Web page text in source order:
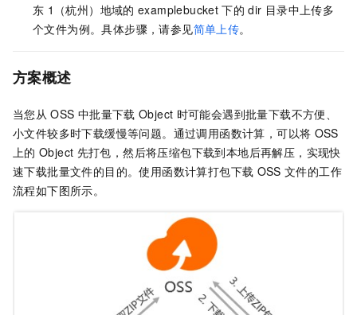
东 1（杭州）地域的 examplebucket 下的 dir 目录中上传多
个文件为例。具体步骤，请参见简单上传。
方案概述
当您从 OSS 中批量下载 Object 时可能会遇到批量下载不方便、
小文件较多时下载缓慢等问题。通过调用函数计算，可以将 OSS
上的 Object 先打包，然后将压缩包下载到本地后再解压，实现快
速下载批量文件的目的。使用函数计算打包下载 OSS 文件的工作
流程如下图所示。